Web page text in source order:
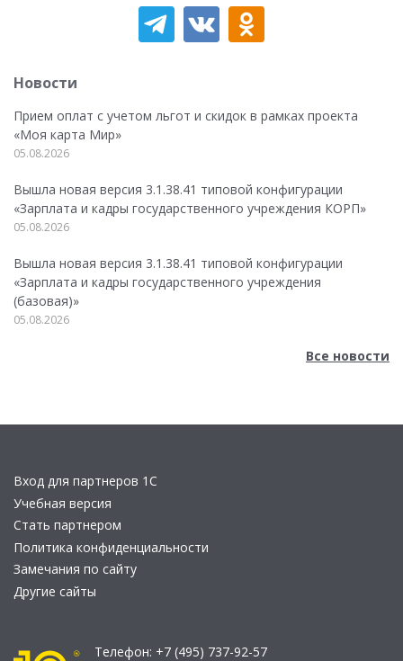
Новости
Прием оплат с учетом льгот и скидок в рамках проекта
«Моя карта Мир»
05.08.2026
Вышла новая версия 3.1.38.41 типовой конфигурации
«Зарплата и кадры государственного учреждения КОРП»
05.08.2026
Вышла новая версия 3.1.38.41 типовой конфигурации
«Зарплата и кадры государственного учреждения
(базовая)»
05.08.2026
Все новости
Вход для партнеров 1С
Учебная версия
Стать партнером
Политика конфиденциальности
Замечания по сайту
Другие сайты
Телефон: +7 (495) 737-92-57